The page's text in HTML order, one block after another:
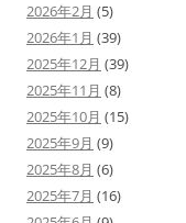
2026年2月 (5)
2026年1月 (39)
2025年12月 (39)
2025年11月 (8)
2025年10月 (15)
2025年9月 (9)
2025年8月 (6)
2025年7月 (16)